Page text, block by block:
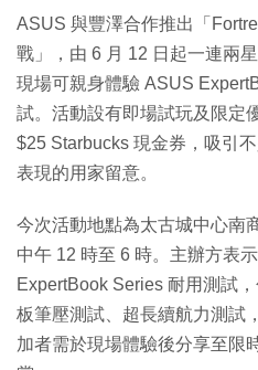
ASUS 與豐澤合作推出「
戰」，由 6 月 12 日起一連兩
現場可親身體驗 ASUS
試。活動設有即場試玩及限定
$25 Starbucks 現金券，吸引
表現的用家留意。
今次活動地點為太古城中心南
中午 12 時至 6 時。主辦方表
ExpertBook Series 耐用測試
板筆壓測試、超長續航力測試
加者需於現場體驗後分享至限